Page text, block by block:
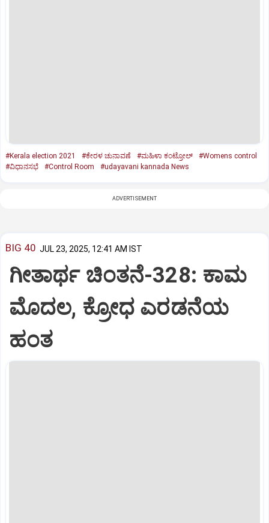
#Kerala election 2021 #ಕೇರಳ ಚುನಾವಣೆ #ಮಹಿಳಾ ಕಂಟ್ರೋಲ್
#Womens control
#ವಿಧಾನಸಭೆ
#Control Room #udayavani kannada News
ADVERTISEMENT
BIG 40 JUL 23, 2025, 12:41 AM IST
ಗೀತಾರ್ಥ ಚಿಂತನೆ-328: ಕಾಮ
ಮೊದಲ, ಕ್ರೋಧ ಎರಡನೆಯ
ಹಂತ